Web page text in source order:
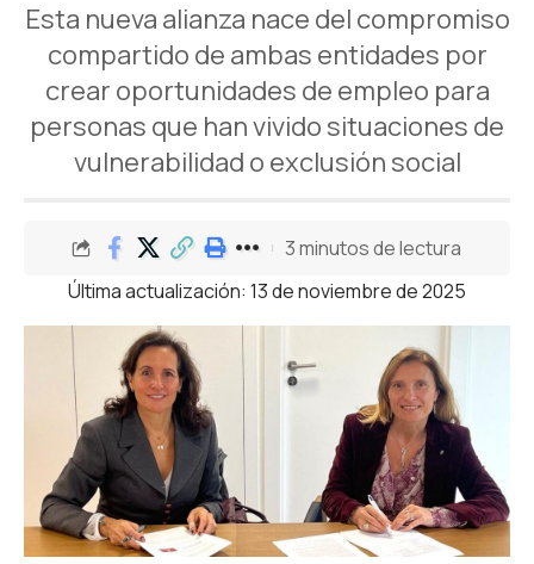
Esta nueva alianza nace del compromiso
compartido de ambas entidades por
crear oportunidades de empleo para
personas que han vivido situaciones de
vulnerabilidad o exclusión social
Última actualización: 13 de noviembre de 2025
3 minutos de lectura